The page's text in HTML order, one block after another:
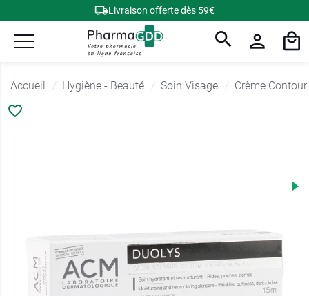
Livraison offerte dès 59€
Accueil Hygiène - Beauté Soin Visage Crème